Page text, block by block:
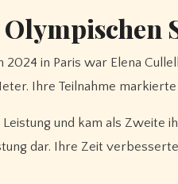
2024 in Paris war Elena
Ihre Teilnahme
und kam als Zweite
dar. Ihre Zeit